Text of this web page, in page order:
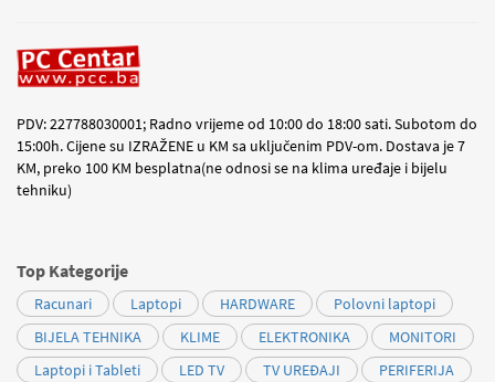
PDV: 227788030001; Radno vrijeme od 10:00 do 18:00 sati. Subotom do
15:00h. Cijene su IZRAŽENE u KM sa uključenim PDV-om. Dostava je 7
KM, preko 100 KM besplatna(ne odnosi se na klima uređaje i bijelu
tehniku)
Top Kategorije
Racunari Laptopi HARDWARE
Polovni laptopi
BIJELA TEHNIKA
KLIME ELEKTRONIKA
MONITORI
Laptopi i Tableti
LED TV TV UREĐAJI
PERIFERIJA